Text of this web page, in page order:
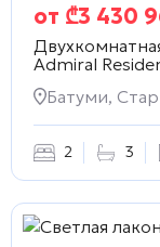
от ₾3 430
Admiral
Батуми,
2 3